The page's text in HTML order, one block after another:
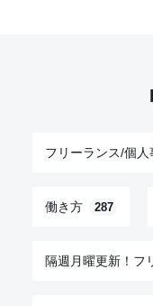
フリーランス/個人
働き方 287
隔週月曜更新！フ